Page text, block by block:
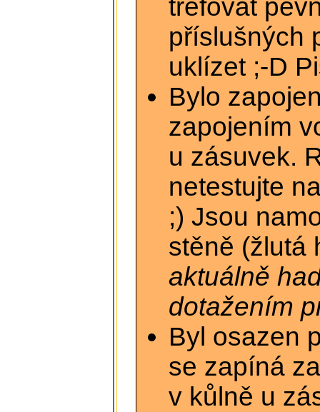
trefovat
příslušných
uklízet ;-D
Bylo
zapojením
u zásuvek.
netestujte
;) Jsou
stěně (žlutá
aktuálně
dotažením
Byl osazen
se zapíná
v kůlně u